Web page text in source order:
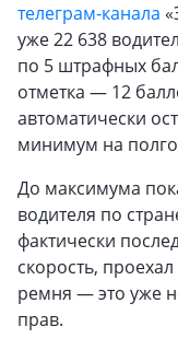
телеграм-канала
уже 22 638
по 5 штрафных
отметка — 12
автоматически
минимум на
До максимума
водителя по
фактически
скорость,
ремня — это уже
прав.